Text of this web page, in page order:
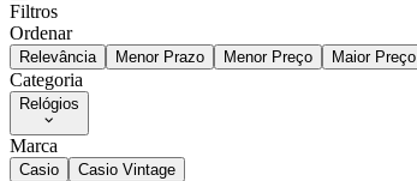
Filtros
Ordenar
Relevância Menor Prazo Menor Preço Maior Preço
Categoria
Relógios
Marca
Casio Casio Vintage